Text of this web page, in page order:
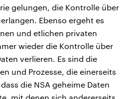
gelungen, die Kontrolle über
Ebenso ergeht es
und etlichen privaten
wieder die Kontrolle über
verlieren. Es sind die
und Prozesse, die einerseits
die NSA geheime Daten